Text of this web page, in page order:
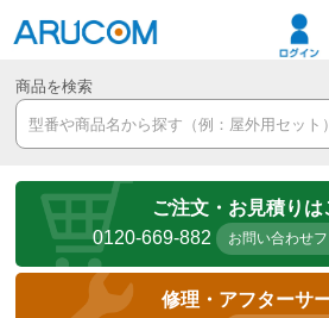
商品を検索
ご注文・お見積りは
0120-669-882
お問い合わせ
修理・アフターサ